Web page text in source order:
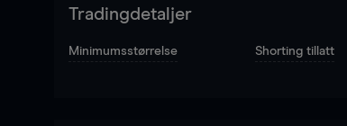
Tradingdetaljer
Minimumsstørrelse Shorting tillatt